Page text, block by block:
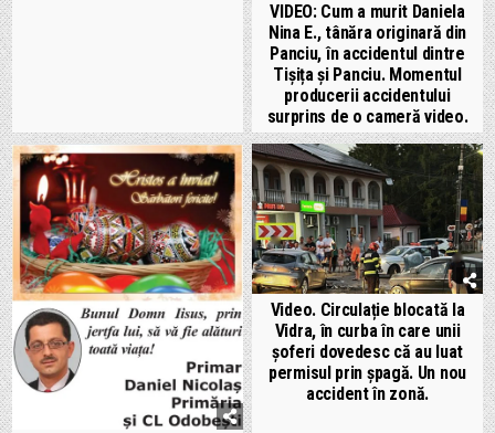
VIDEO: Cum a murit Daniela
Nina E., tânăra originară din
Panciu, în accidentul dintre
Tișița și Panciu. Momentul
producerii accidentului
surprins de o cameră video.
Video. Circulație blocată la
Vidra, în curba în care unii
șoferi dovedesc că au luat
permisul prin șpagă. Un nou
accident în zonă.